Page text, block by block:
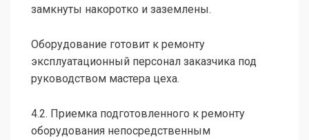
замкнуты накоротко и заземлены.
Оборудование готовит к ремонту
эксплуатационный персонал заказчика под
руководством мастера цеха.
4.2. Приемка подготовленного к ремонту
оборудования непосредственным